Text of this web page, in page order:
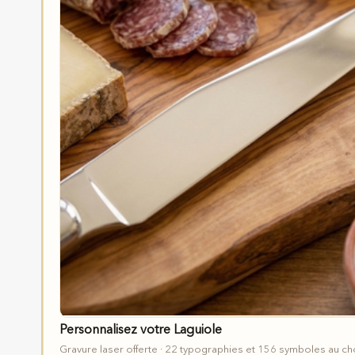
Personnalisez votre Laguiole
Gravure laser offerte · 22 typographies et 156 symboles au